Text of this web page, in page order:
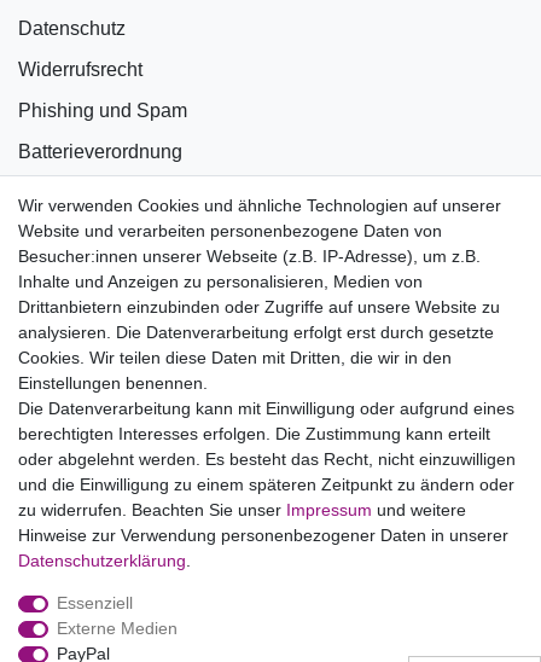
Wir verwenden Cookies und ähnliche Technologien auf unserer
Website und verarbeiten personenbezogene Daten von
Besucher:innen unserer Webseite (z.B. IP-Adresse), um z.B.
Inhalte und Anzeigen zu personalisieren, Medien von
Drittanbietern einzubinden oder Zugriffe auf unsere Website zu
analysieren. Die Datenverarbeitung erfolgt erst durch gesetzte
Cookies. Wir teilen diese Daten mit Dritten, die wir in den
Einstellungen benennen.
Die Datenverarbeitung kann mit Einwilligung oder aufgrund eines
berechtigten Interesses erfolgen. Die Zustimmung kann erteilt
oder abgelehnt werden. Es besteht das Recht, nicht einzuwilligen
und die Einwilligung zu einem späteren Zeitpunkt zu ändern oder
zu widerrufen. Beachten Sie unser Impressum und weitere
Hinweise zur Verwendung personenbezogener Daten in unserer
Daten­schutz­erklärung
Essenziell
Externe Medien
PayPal
Datenschutz
Widerrufsrecht
Phishing und Spam
Batterieverordnung
Bildnachweise
AGB
Vertrag widerrufen
B2BKunden
Zum Händlerbereich
PrivatKunden
Neukundenanmeldung
Mein Konto